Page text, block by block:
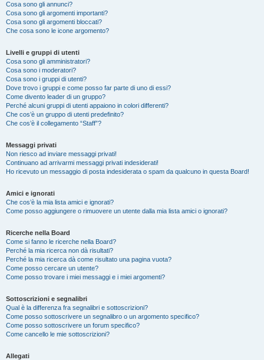
Cosa sono gli annunci?
Cosa sono gli argomenti importanti?
Cosa sono gli argomenti bloccati?
Che cosa sono le icone argomento?
Livelli e gruppi di utenti
Cosa sono gli amministratori?
Cosa sono i moderatori?
Cosa sono i gruppi di utenti?
Dove trovo i gruppi e come posso far parte di uno di essi?
Come divento leader di un gruppo?
Perché alcuni gruppi di utenti appaiono in colori differenti?
Che cos’è un gruppo di utenti predefinito?
Che cos’è il collegamento “Staff”?
Messaggi privati
Non riesco ad inviare messaggi privati!
Continuano ad arrivarmi messaggi privati indesiderati!
Ho ricevuto un messaggio di posta indesiderata o spam da qualcuno in questa Board!
Amici e ignorati
Che cos’è la mia lista amici e ignorati?
Come posso aggiungere o rimuovere un utente dalla mia lista amici o ignorati?
Ricerche nella Board
Come si fanno le ricerche nella Board?
Perché la mia ricerca non dà risultati?
Perché la mia ricerca dà come risultato una pagina vuota?
Come posso cercare un utente?
Come posso trovare i miei messaggi e i miei argomenti?
Sottoscrizioni e segnalibri
Qual è la differenza fra segnalibri e sottoscrizioni?
Come posso sottoscrivere un segnalibro o un argomento specifico?
Come posso sottoscrivere un forum specifico?
Come cancello le mie sottoscrizioni?
Allegati